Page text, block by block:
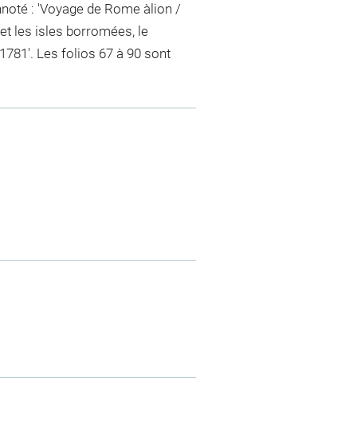
: 'Voyage de Rome àlion /
les isles borromées, le
Les folios 67 à 90 sont